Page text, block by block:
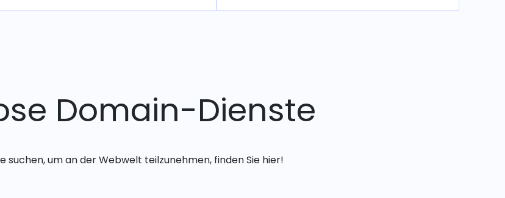
Domain-Dienste
suchen, um an der Webwelt teilzunehmen, finden Sie hier!